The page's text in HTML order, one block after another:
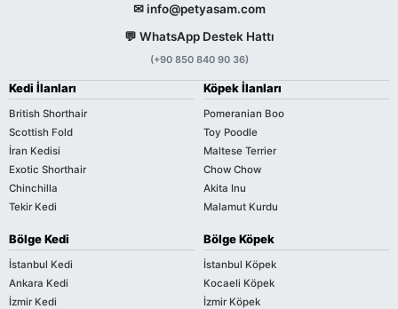
✉ info@petyasam.com
💬 WhatsApp Destek Hattı
(+90 850 840 90 36)
Kedi İlanları
British Shorthair
Scottish Fold
İran Kedisi
Exotic Shorthair
Chinchilla
Tekir Kedi
Köpek İlanları
Pomeranian Boo
Toy Poodle
Maltese Terrier
Chow Chow
Akita Inu
Malamut Kurdu
Bölge Kedi
İstanbul Kedi
Ankara Kedi
İzmir Kedi
Bölge Köpek
İstanbul Köpek
Kocaeli Köpek
İzmir Köpek